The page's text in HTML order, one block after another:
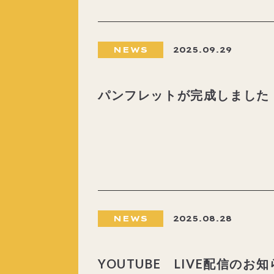
NEWS 2025.09.29
パンフレットが完成しました
NEWS 2025.08.28
YOUTUBE LIVE配信のお知